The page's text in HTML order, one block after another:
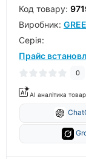
Код товару:
Виробник: GREE
Серiя:
Прайс
0
AI аналітика